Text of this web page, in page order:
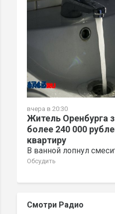
вчера в 20:30
Житель Оренбурга
более 240 000
квартиру
В ванной лопнул
Обсудить
Смотри Радио